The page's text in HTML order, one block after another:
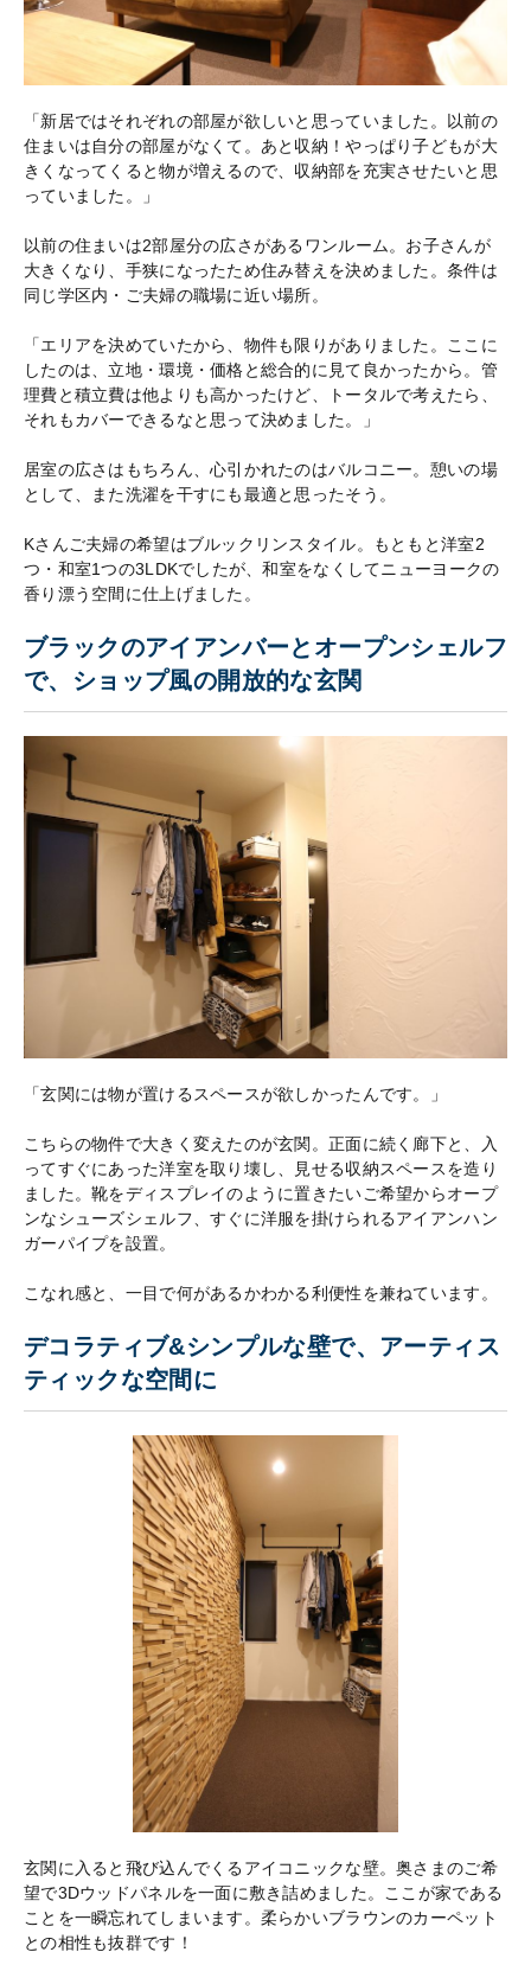
「新居ではそれぞれの部屋が欲しいと思っていました。以前の
住まいは自分の部屋がなくて。あと収納！やっぱり子どもが大
きくなってくると物が増えるので、収納部を充実させたいと思
っていました。」
以前の住まいは2部屋分の広さがあるワンルーム。お子さんが
大きくなり、手狭になったため住み替えを決めました。条件は
同じ学区内・ご夫婦の職場に近い場所。
「エリアを決めていたから、物件も限りがありました。ここに
したのは、立地・環境・価格と総合的に見て良かったから。管
理費と積立費は他よりも高かったけど、トータルで考えたら、
それもカバーできるなと思って決めました。」
居室の広さはもちろん、心引かれたのはバルコニー。憩いの場
として、また洗濯を干すにも最適と思ったそう。
Kさんご夫婦の希望はブルックリンスタイル。もともと洋室2
つ・和室1つの3LDKでしたが、和室をなくしてニューヨークの
香り漂う空間に仕上げました。
ブラックのアイアンバーとオープンシェルフ
で、ショップ風の開放的な玄関
「玄関には物が置けるスペースが欲しかったんです。」
こちらの物件で大きく変えたのが玄関。正面に続く廊下と、入
ってすぐにあった洋室を取り壊し、見せる収納スペースを造り
ました。靴をディスプレイのように置きたいご希望からオープ
ンなシューズシェルフ、すぐに洋服を掛けられるアイアンハン
ガーパイプを設置。
こなれ感と、一目で何があるかわかる利便性を兼ねています。
デコラティブ&シンプルな壁で、アーティス
ティックな空間に
玄関に入ると飛び込んでくるアイコニックな壁。奥さまのご希
望で3Dウッドパネルを一面に敷き詰めました。ここが家である
ことを一瞬忘れてしまいます。柔らかいブラウンのカーペット
との相性も抜群です！